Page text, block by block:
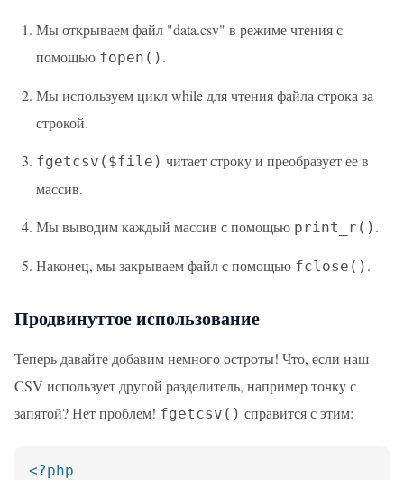
Мы открываем файл "data.csv" в режиме чтения с
помощью fopen() .
Мы используем цикл while для чтения файла строка за
строкой.
fgetcsv($file) читает строку и преобразует ее в
массив.
Мы выводим каждый массив с помощью print_r() .
Наконец, мы закрываем файл с помощью fclose() .
Продвинуттое использование
Теперь давайте добавим немного остроты! Что, если наш
CSV использует другой разделитель, например точку с
запятой? Нет проблем! fgetcsv() справится с этим:
<?php